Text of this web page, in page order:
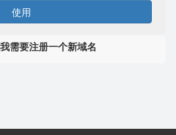
使用
需要注册一个新域名